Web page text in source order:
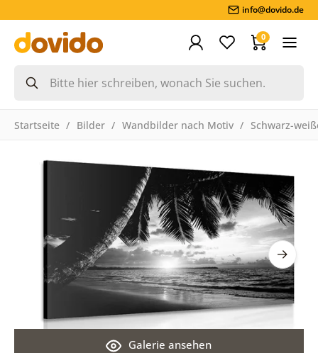
info@dovido.de
0
Startseite Bilder Wandbilder nach Motiv Schwarz-
Galerie ansehen